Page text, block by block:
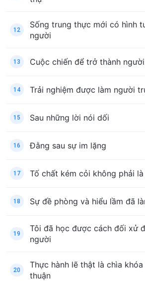
12
Sống trung thực mới có hình
người
13 Cuộc chiến để trở thành
14 Trải nghiệm được làm người
15 Sau những lời nói dối
16 Đằng sau sự im lặng
17 Tố chất kém cỏi không phải
18 Sự đề phòng và hiểu lầm đã
19
Tôi đã học được cách đối xử
người
20
Thực hành lẽ thật là chìa
thuận